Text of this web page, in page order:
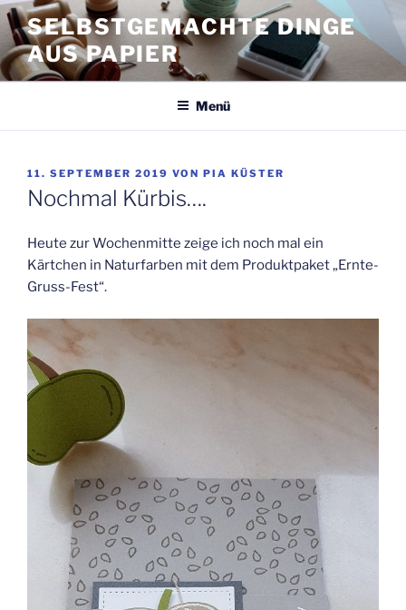
Zum
Inhalt
springen
SELBSTGEMACHTE DINGE
AUS PAPIER
Menü
VERÖFFENTLICHT
AM
11. SEPTEMBER 2019 VON PIA KÜSTER
Nochmal Kürbis….
Heute zur Wochenmitte zeige ich noch mal ein
Kärtchen in Naturfarben mit dem Produktpaket „Ernte-
Gruss-Fest“.